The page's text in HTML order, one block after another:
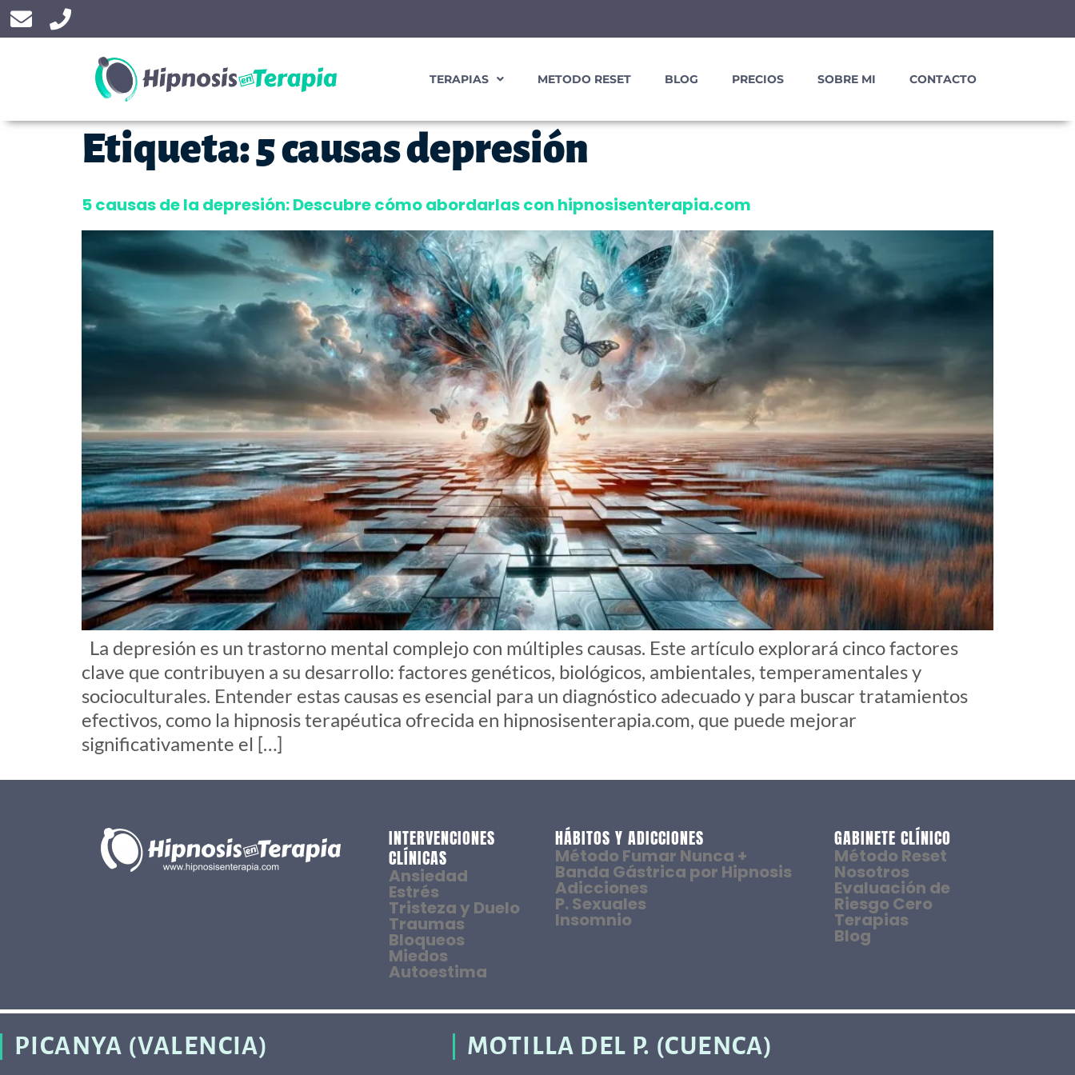
TERAPIAS METODO RESET BLOG PRECIOS SOBRE MI CONTACTO
Etiqueta:5 causas depresión
5 causas de la depresión: Descubre cómo abordarlas con hipnosisenterapia.com
La depresión es un trastorno mental complejo con múltiples causas. Este artículo explorará cinco factores
clave que contribuyen a su desarrollo: factores genéticos, biológicos, ambientales, temperamentales y
socioculturales. Entender estas causas es esencial para un diagnóstico adecuado y para buscar tratamientos
efectivos, como la hipnosis terapéutica ofrecida en hipnosisenterapia.com, que puede mejorar
significativamente el […]
INTERVENCIONES
CLÍNICAS
Ansiedad
Estrés
Tristeza y Duelo
Traumas
Bloqueos
Miedos
Autoestima
HÁBITOS Y ADICCIONES
Método Fumar Nunca +
Banda Gástrica por Hipnosis
Adicciones
P. Sexuales
Insomnio
GABINETE CLÍNICO
Método Reset
Nosotros
Evaluación de
Riesgo Cero
Terapias
Blog
PICANYA (VALENCIA) MOTILLA DEL P. (CUENCA)